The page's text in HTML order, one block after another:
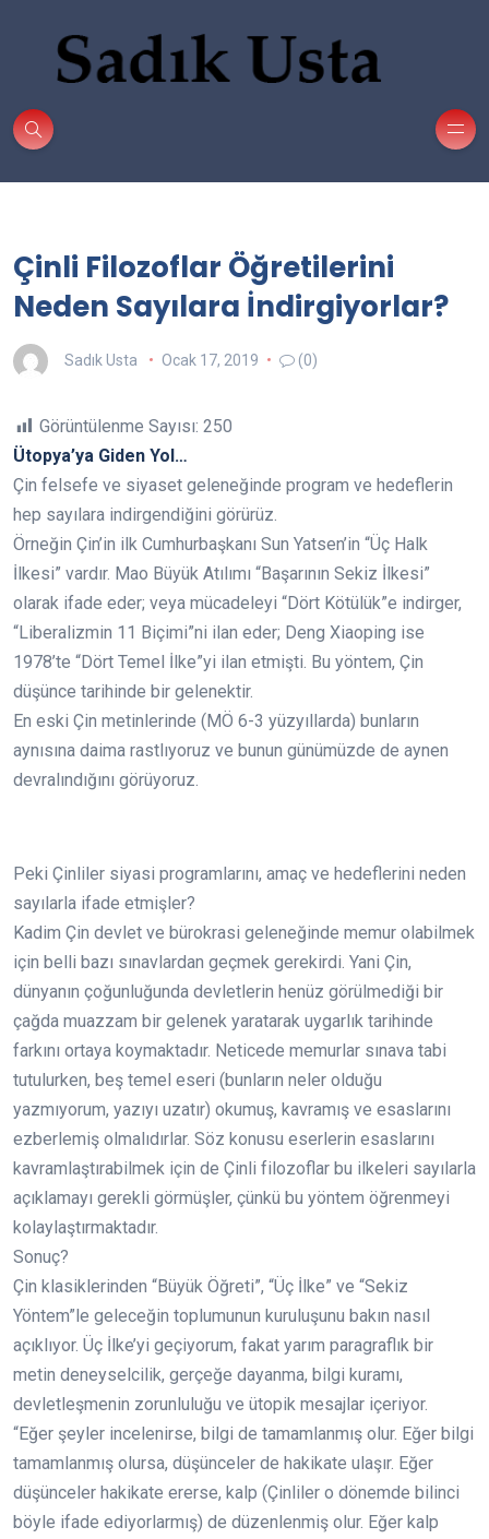
Çinli Filozoflar Öğretilerini
Neden Sayılara İndirgiyorlar?
Sadık Usta Ocak 17, 2019 (0)
Görüntülenme Sayısı: 250
Ütopya’ya Giden Yol…
Çin felsefe ve siyaset geleneğinde program ve hedeflerin
hep sayılara indirgendiğini görürüz.
Örneğin Çin’in ilk Cumhurbaşkanı Sun Yatsen’in “Üç Halk
İlkesi” vardır. Mao Büyük Atılımı “Başarının Sekiz İlkesi”
olarak ifade eder; veya mücadeleyi “Dört Kötülük”e indirger,
“Liberalizmin 11 Biçimi”ni ilan eder; Deng Xiaoping ise
1978’te “Dört Temel İlke”yi ilan etmişti. Bu yöntem, Çin
düşünce tarihinde bir gelenektir.
En eski Çin metinlerinde (MÖ 6-3 yüzyıllarda) bunların
aynısına daima rastlıyoruz ve bunun günümüzde de aynen
devralındığını görüyoruz.
Peki Çinliler siyasi programlarını, amaç ve hedeflerini neden
sayılarla ifade etmişler?
Kadim Çin devlet ve bürokrasi geleneğinde memur olabilmek
için belli bazı sınavlardan geçmek gerekirdi. Yani Çin,
dünyanın çoğunluğunda devletlerin henüz görülmediği bir
çağda muazzam bir gelenek yaratarak uygarlık tarihinde
farkını ortaya koymaktadır. Neticede memurlar sınava tabi
tutulurken, beş temel eseri (bunların neler olduğu
yazmıyorum, yazıyı uzatır) okumuş, kavramış ve esaslarını
ezberlemiş olmalıdırlar. Söz konusu eserlerin esaslarını
kavramlaştırabilmek için de Çinli filozoflar bu ilkeleri sayılarla
açıklamayı gerekli görmüşler, çünkü bu yöntem öğrenmeyi
kolaylaştırmaktadır.
Sonuç?
Çin klasiklerinden “Büyük Öğreti”, “Üç İlke” ve “Sekiz
Yöntem”le geleceğin toplumunun kuruluşunu bakın nasıl
açıklıyor. Üç İlke’yi geçiyorum, fakat yarım paragraflık bir
metin deneyselcilik, gerçeğe dayanma, bilgi kuramı,
devletleşmenin zorunluluğu ve ütopik mesajlar içeriyor.
“Eğer şeyler incelenirse, bilgi de tamamlanmış olur. Eğer bilgi
tamamlanmış olursa, düşünceler de hakikate ulaşır. Eğer
düşünceler hakikate ererse, kalp (Çinliler o dönemde bilinci
böyle ifade ediyorlarmış) de düzenlenmiş olur. Eğer kalp